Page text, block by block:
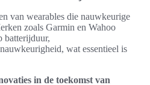
van wearables die nauwkeurige
zoals Garmin en Wahoo
batterijduur,
wat essentieel is
in de toekomst van